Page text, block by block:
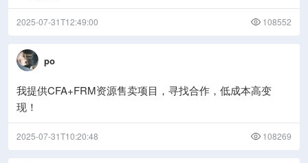
2025-07-31T12:49:00 108552
po
我提供CFA+FRM资源售卖项目，寻找合作，低成本高变
现！
2025-07-31T10:20:48 108269